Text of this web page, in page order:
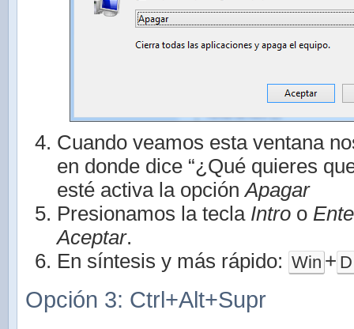
Cuando veamos esta ventana
en donde dice “¿Qué quieres
esté activa la opciónApagar
Presionamos la tecla Intro o
Aceptar.
En síntesis y más rápido: Win + D
Opción 3: Ctrl+Alt+Supr